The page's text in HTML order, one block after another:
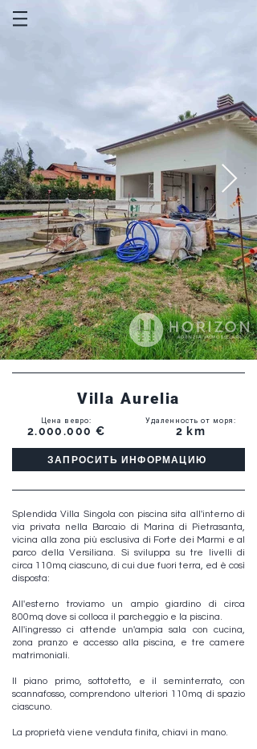
Villa Aurelia
Цена в евро:
2.000.000 €
Удаленность от моря :
2 km
ЗАПРОСИТЬ ИНФОРМАЦИЮ
Splendida Villa Singola con piscina sita all'interno di
via privata nella Barcaio di Marina di Pietrasanta,
vicina alla zona più esclusiva di Forte dei Marmi e al
parco della Versiliana. Si sviluppa su tre livelli di
circa 110mq ciascuno, di cui due fuori terra, ed è così
disposta:
All'esterno troviamo un ampio giardino di circa
800mq dove si colloca il parcheggio e la piscina.
All'ingresso ci attende un'ampia sala con cucina,
zona pranzo e accesso alla piscina, e tre camere
matrimoniali.
Il piano primo, sottotetto, e il seminterrato, con
scannafosso, comprendono ulteriori 110mq di spazio
ciascuno.
La proprietà viene venduta finita, chiavi in mano.